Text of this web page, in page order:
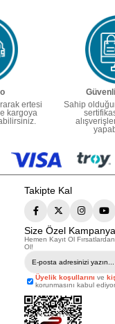
ertesi
kargoya
Sahip
Takipte Kal
Size Özel
Hemen Kayıt Ol
Ol!
Üyelik koşullarını ve
korunmasını kabul